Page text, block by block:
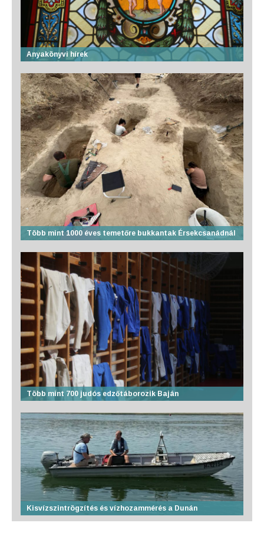
Anyakönyvi hírek
Több mint 1000 éves temetőre bukkantak Érsekcsanádnál
Több mint 700 judós edzőtáborozik Baján
Kisvízszintrögzítés és vízhozammérés a Dunán